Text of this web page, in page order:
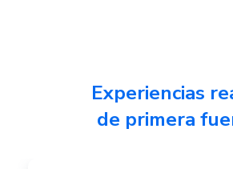
Experiencias
de primera